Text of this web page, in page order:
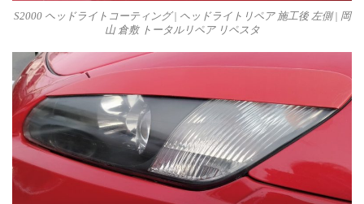
S2000 ヘッドライトコーティング | ヘッドライトリペア 施工後 左側 | 岡
山 倉敷 トータルリペア リペスタ